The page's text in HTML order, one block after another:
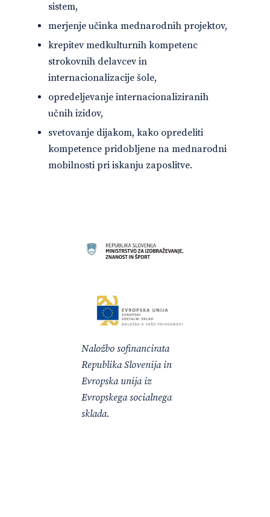
sistem,
merjenje učinka mednarodnih projektov,
krepitev medkulturnih kompetenc
strokovnih delavcev in
internacionalizacije šole,
opredeljevanje internacionaliziranih
učnih izidov,
svetovanje dijakom, kako opredeliti
kompetence pridobljene na mednarodni
mobilnosti pri iskanju zaposlitve.
Naložbo sofinancirata
Republika Slovenija in
Evropska unija iz
Evropskega socialnega
sklada.